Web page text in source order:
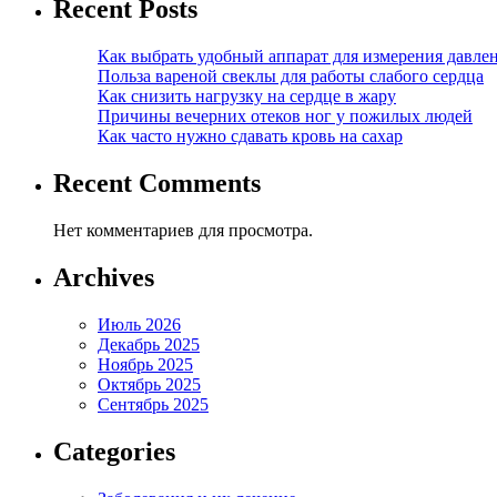
Recent Posts
Как выбрать удобный аппарат для измерения
Польза вареной свеклы для работы слабого сердца
Как снизить нагрузку на сердце в жару
Причины вечерних отеков ног у пожилых людей
Как часто нужно сдавать кровь на сахар
Recent Comments
Нет комментариев для просмотра.
Archives
Июль 2026
Декабрь 2025
Ноябрь 2025
Октябрь 2025
Сентябрь 2025
Categories